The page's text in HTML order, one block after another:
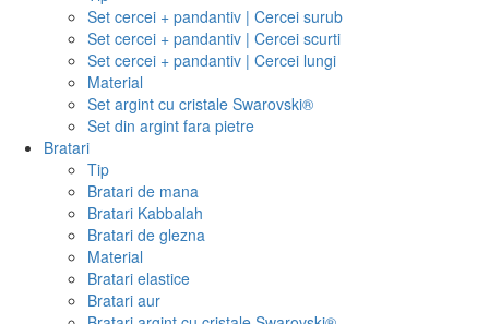
Set cercei + pandantiv | Cercei surub
Set cercei + pandantiv | Cercei scurti
Set cercei + pandantiv | Cercei lungi
Material
Set argint cu cristale Swarovski®
Set din argint fara pietre
Bratari
Tip
Bratari de mana
Bratari Kabbalah
Bratari de glezna
Material
Bratari elastice
Bratari aur